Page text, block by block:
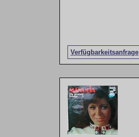
Verfügbarkeitsanfrage